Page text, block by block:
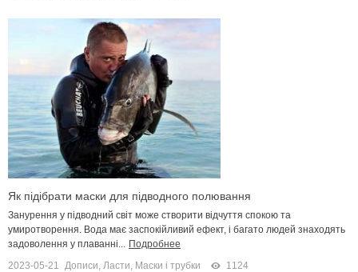
Як підібрати маски для підводного полювання
Занурення у підводний світ може створити відчуття спокою та
умиротворення. Вода має заспокійливий ефект, і багато людей знаходять
задоволення у плаванні... Подробнее
2023-05-21 Дописи, Ласти, Маски і трубки 1124